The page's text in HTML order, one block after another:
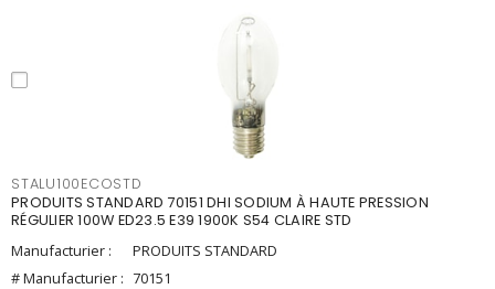
STALU100ECOSTD
PRODUITS STANDARD 70151 DHI SODIUM À HAUTE PRESSION
RÉGULIER 100W ED23.5 E39 1900K S54 CLAIRE STD
Manufacturier :
PRODUITS STANDARD
# Manufacturier : 70151